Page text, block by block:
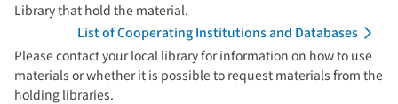
Library that hold the material.
List of Cooperating Institutions and Databases
Please contact your local library for information on how to use
materials or whether it is possible to request materials from the
holding libraries.